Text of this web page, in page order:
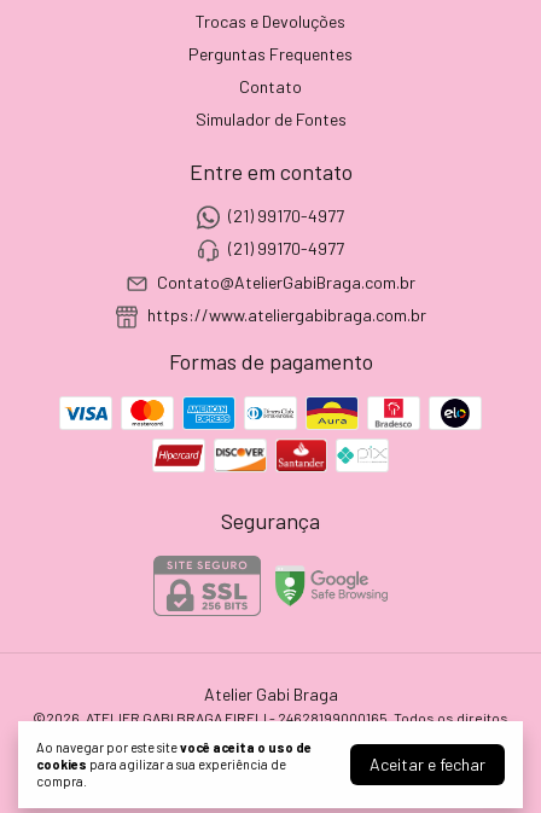
Ao navegar por este sitevocê aceita o uso de
cookies para agilizar a sua experiência de
compra.
Aceitar e fechar
Trocas e Devoluções
Perguntas Frequentes
Contato
Simulador de Fontes
Entre em contato
(21) 99170-4977
(21) 99170-4977
Contato@AtelierGabiBraga.com.br
https://www.ateliergabibraga.com.br
Formas de pagamento
Segurança
Atelier Gabi Braga
©2026. ATELIER GABI BRAGA EIRELI - 24628199000165. Todos os direitos